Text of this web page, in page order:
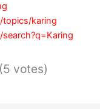
karing
votes)